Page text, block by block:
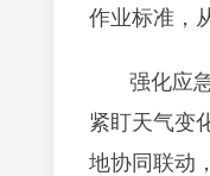
作业标准，
强化应
紧盯天气变
地协同联动